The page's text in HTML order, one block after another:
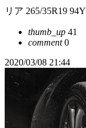
リア 265/35R19 94Y
thumb_up 41
comment0
2020/03/08 21:44